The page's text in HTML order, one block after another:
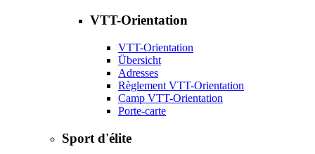
VTT-Orientation
VTT-Orientation
Übersicht
Adresses
Règlement VTT-Orientation
Camp VTT-Orientation
Porte-carte
Sport d'élite